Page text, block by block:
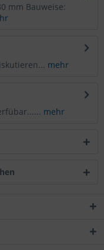
mm Bauweise:
mehr
mehr